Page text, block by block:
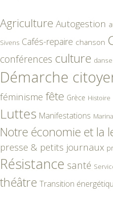
Agriculture Autogestion
Sivens Cafés-repaire chanson
conférences culture danse
Démarche
féminisme fête Grèce Histoire
Luttes Manifestations
Notre économie et la
presse & petits journaux
Résistance santé
théâtre Transition